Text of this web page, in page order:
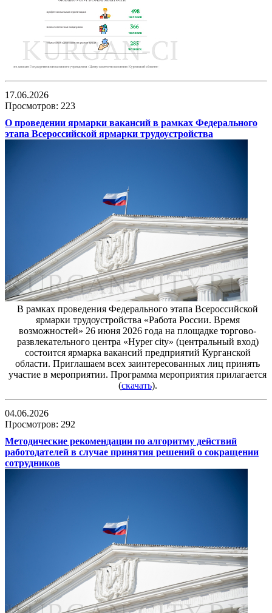
17.06.2026
Просмотров: 223
О проведении ярмарки вакансий в рамках Федерального
этапа Всероссийской ярмарки трудоустройства
В рамках проведения Федерального этапа Всероссийской
ярмарки трудоустройства «Работа России. Время
возможностей» 26 июня 2026 года на площадке торгово-
развлекательного центра «Hyper city» (центральный вход)
состоится ярмарка вакансий предприятий Курганской
области. Приглашаем всех заинтересованных лиц принять
участие в мероприятии. Программа мероприятия прилагается
(скачать).
04.06.2026
Просмотров: 292
Методические рекомендации по алгоритму действий
работодателей в случае принятия решений о сокращении
сотрудников